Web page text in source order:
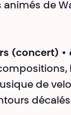
de
(concert) •
de